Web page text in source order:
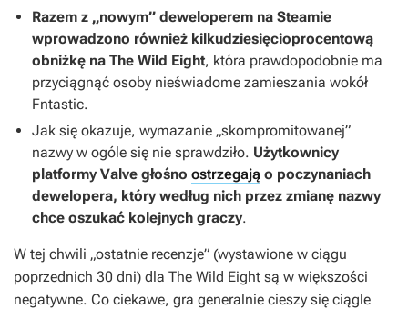
Razem z „nowym” deweloperem na Steamie
wprowadzono również kilkudziesięcioprocentową
obniżkę na The Wild Eight, która prawdopodobnie ma
przyciągnąć osoby nieświadome zamieszania wokół
Fntastic.
Jak się okazuje, wymazanie „skompromitowanej”
nazwy w ogóle się nie sprawdziło. Użytkownicy
platformy Valve głośno ostrzegają o poczynaniach
dewelopera, który według nich przez zmianę nazwy
chce oszukać kolejnych graczy.
W tej chwili „ostatnie recenzje” (wystawione w ciągu
poprzednich 30 dni) dla The Wild Eight są w większości
negatywne. Co ciekawe, gra generalnie cieszy się ciągle